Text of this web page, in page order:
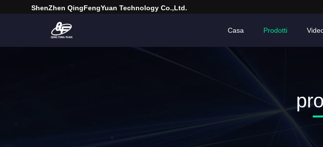
ShenZhen QingFengYuan Technology Co.,Ltd.
Casa Prodotti